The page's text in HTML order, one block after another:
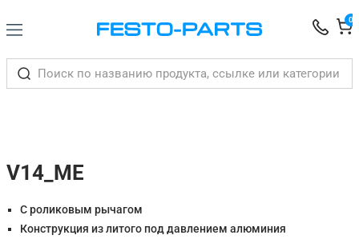
0
V14_ME
С роликовым рычагом
Конструкция из литого под давлением алюминия